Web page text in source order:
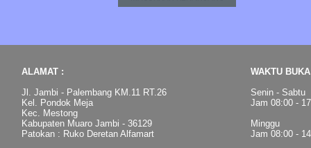
ALAMAT :
Jl. Jambi - Palembang KM.11 RT.26
Kel. Pondok Meja
Kec. Mestong
Kabupaten Muaro Jambi - 36129
Patokan : Ruko Deretan Alfamart
WAKTU
Senin - Sabtu
Jam 08:00 -
Minggu
Jam 08:00 -